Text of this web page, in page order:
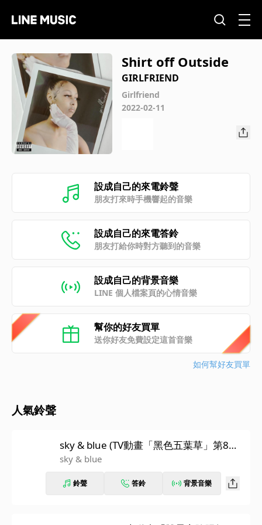
Shirt off Outside
GIRLFRIEND
Girlfriend
2022-02-11
設成自己的來電鈴聲
朋友打來時手機響起的音樂
設成自己的來電答鈴
朋友打給你時對方聽到的音樂
設成自己的背景音樂
LINE 個人檔案頁的心情音樂
幫你的好友買單
送你好友免費設定這首音樂
如何幫好友買單
人氣鈴聲
sky & blue (TV動畫「黑色五葉草」第8季
片頭曲)
sky & blue
鈴聲 答鈴 背景音樂